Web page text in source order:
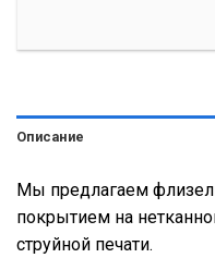
Описание
Мы предлагаем
покрытием на
струйной печати.